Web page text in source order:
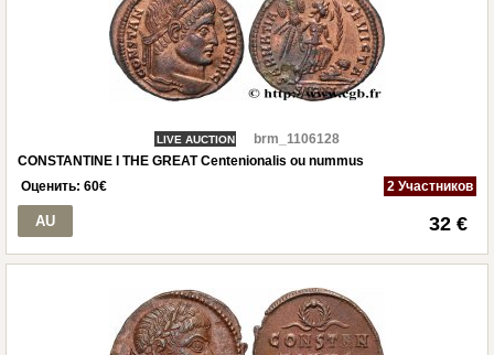
LIVE AUCTION
brm_1106128
CONSTANTINE I THE GREAT Centenionalis ou nummus
Оценить: 60€ 2 Участников
AU 32 €